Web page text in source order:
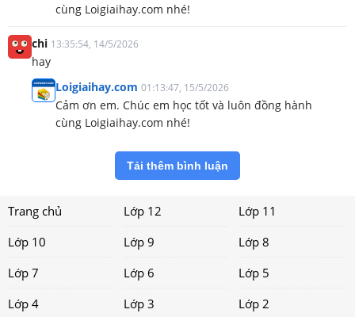
cùng Loigiaihay.com nhé!
chi 13:35:54, 14/5/2026
hay
Loigiaihay.com 01:13:47, 15/5/2026
Cảm ơn em. Chúc em học tốt và luôn đồng hành
cùng Loigiaihay.com nhé!
Tải thêm bình luận
Trang chủ Lớp 12
Lớp 11
Lớp 10
Lớp 9
Lớp 8
Lớp 7
Lớp 6
Lớp 5
Lớp 4
Lớp 3 Lớp 2